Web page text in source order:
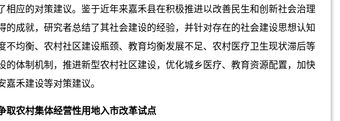
相应的对策建议。鉴于近年来嘉禾县在积极推进以改善民生和创新社会治理
的成就，研究者总结了其社会建设的经验，并针对存在的社会建设思想认知
不均衡、农村社区建设瓶颈、教育均衡发展不足、农村医疗卫生现状滞后等
的体制机制，推进新型农村社区建设，优化城乡医疗、教育资源配置，加快
嘉禾建设等对策建议。
取农村集体经营性用地入市改革试点